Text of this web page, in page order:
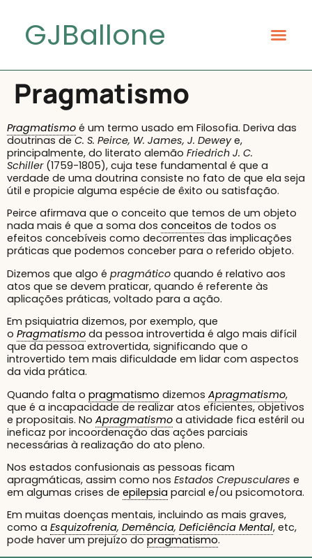
GJBallone
Pragmatismo
Pragmatismo é um termo usado em Filosofia. Deriva das
doutrinas de C. S. Peirce, W. James, J. Deweye,
principalmente, do literato alemão Friedrich J. C.
Schiller(1759-1805), cuja tese fundamental é que a
verdade de uma doutrina consiste no fato de que ela seja
útil e propicie alguma espécie de êxito ou satisfação.
Peirce afirmava que o conceito que temos de um objeto
nada mais é que a soma dos conceitos de todos os
efeitos concebíveis como decorrentes das implicações
práticas que podemos conceber para o referido objeto.
Dizemos que algo é pragmático quando é relativo aos
atos que se devem praticar, quando é referente às
aplicações práticas, voltado para a ação.
Em psiquiatria dizemos, por exemplo, que
o Pragmatismo da pessoa introvertida é algo mais difícil
que da pessoa extrovertida, significando que o
introvertido tem mais dificuldade em lidar com aspectos
da vida prática.
Quando falta o pragmatismo dizemos Apragmatismo,
que é a incapacidade de realizar atos eficientes, objetivos
e propositais. No Apragmatismo a atividade fica estéril ou
ineficaz por incoordenação das ações parciais
necessárias à realização do ato pleno.
Nos estados confusionais as pessoas ficam
apragmáticas, assim como nos Estados Crepusculares e
em algumas crises de epilepsia parcial e/ou psicomotora.
Em muitas doenças mentais, incluindo as mais graves,
como a Esquizofrenia, Demência, Deficiência Mental, etc,
pode haver um prejuízo do pragmatismo.